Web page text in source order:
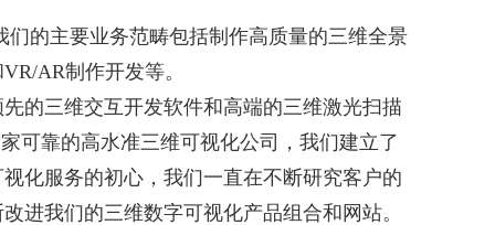
的主要业务范畴包括制作高质量的三维全景
AR制作开发等。
的三维交互开发软件和高端的三维激光扫描
可靠的高水准三维可视化公司，我们建立了
化服务的初心，我们一直在不断研究客户的
进我们的三维数字可视化产品组合和网站。